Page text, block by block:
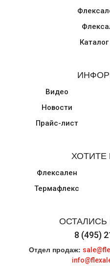
Видео
Новости
Прайс-лист
ХОТИТЕ
Флексален
Термафлекс
8 (495)
Отдел продаж: